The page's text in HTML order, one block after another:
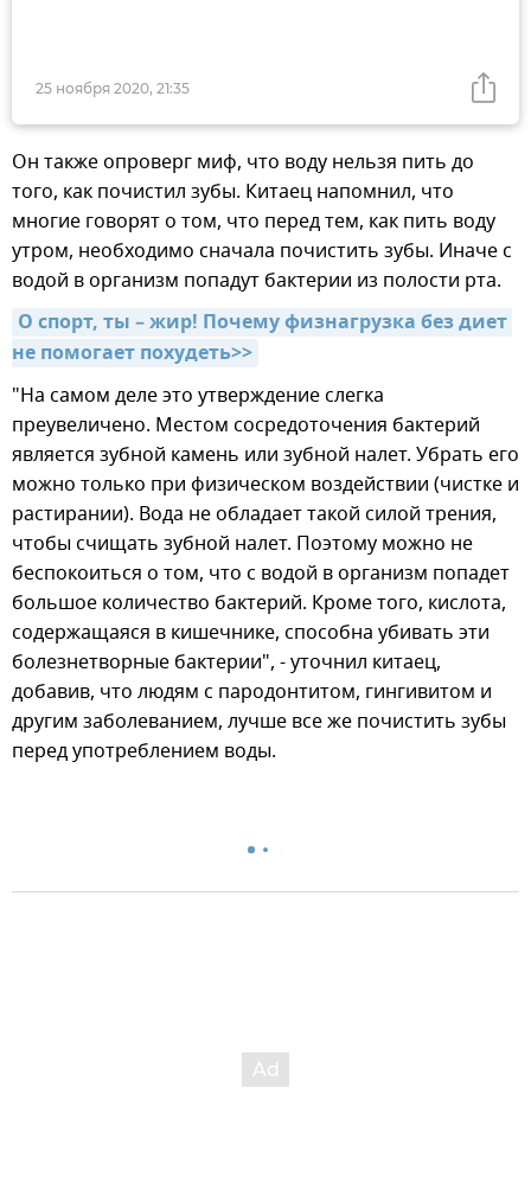
25 ноября 2020, 21:35
Он также опроверг миф, что воду нельзя пить до
того, как почистил зубы. Китаец напомнил, что
многие говорят о том, что перед тем, как пить воду
утром, необходимо сначала почистить зубы. Иначе с
водой в организм попадут бактерии из полости рта.
О спорт, ты – жир! Почему физнагрузка без диет
не помогает похудеть>>
"На самом деле это утверждение слегка
преувеличено. Местом сосредоточения бактерий
является зубной камень или зубной налет. Убрать его
можно только при физическом воздействии (чистке и
растирании). Вода не обладает такой силой трения,
чтобы счищать зубной налет. Поэтому можно не
беспокоиться о том, что с водой в организм попадет
большое количество бактерий. Кроме того, кислота,
содержащаяся в кишечнике, способна убивать эти
болезнетворные бактерии", - уточнил китаец,
добавив, что людям с пародонтитом, гингивитом и
другим заболеванием, лучше все же почистить зубы
перед употреблением воды.